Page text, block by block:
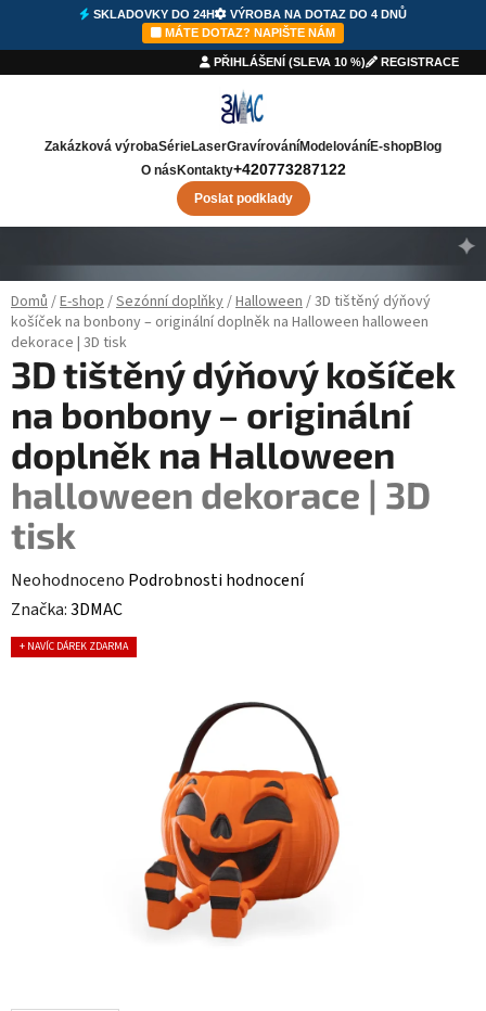
SKLADOVKY DO 24H
VÝROBA NA DOTAZ DO 4 DNŮ
MÁTE DOTAZ? NAPIŠTE NÁM
PŘIHLÁŠENÍ (SLEVA 10 %) REGISTRACE
Zakázková výrobaSérieLaserGravírováníModelováníE-shopBlog
O nás Kontakty+420773287122
Poslat podklady
Domů/E-shop/Sezónní doplňky/Halloween/3D tištěný dýňový
košíček na bonbony – originální doplněk na Halloween halloween
dekorace | 3D tisk
3D tištěný dýňový košíček
na bonbony – originální
doplněk na Halloween
halloween dekorace | 3D
tisk
Průměrné hodnocení produktu je 0,0 z 5 hvězdiček.
Neohodnoceno Podrobnosti hodnocení
Značka:3DMAC
+ NAVÍC DÁREK ZDARMA